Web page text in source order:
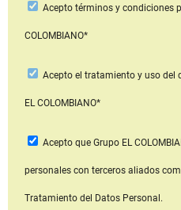
Aceptotérminos y condiciones
COLOMBIANO*
Acepto el tratamiento y uso del
EL COLOMBIANO*
Acepto que Grupo EL
personales con terceros aliados
Tratamiento del Datos Personal.